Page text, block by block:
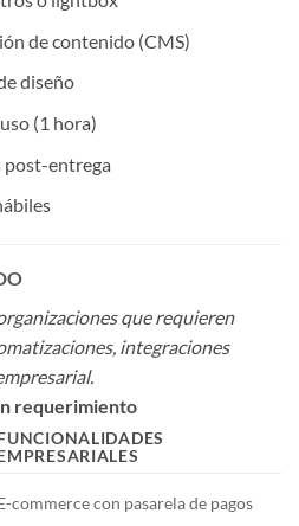
de contenido (CMS)
diseño
(1 hora)
post-entrega
que requieren
integraciones
requerimiento
commerce con pasarela de pagos